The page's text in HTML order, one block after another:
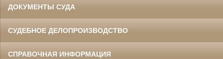
ДОКУМЕНТЫ СУДА
СУДЕБНОЕ ДЕЛОПРОИЗВОДСТВО
СПРАВОЧНАЯ ИНФОРМАЦИЯ